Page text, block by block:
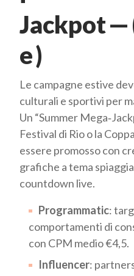
Jackpot —
e )
Le campagne estive
culturali e sportivi per
Un “Summer
Festival di Rio o la
essere promosso con
grafiche a tema
countdown live.
Programmatic:
comportamenti di
con CPM medio €4,5.
Influencer: